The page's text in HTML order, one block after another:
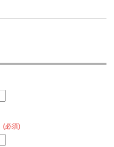
(必須)